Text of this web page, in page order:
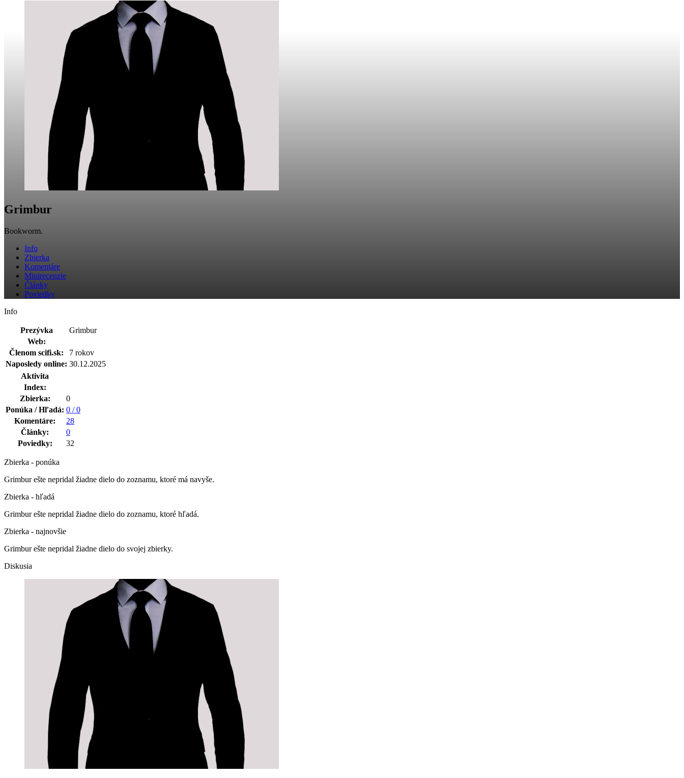
Grimbur
Bookworm.
Info
Zbierka
Komentáre
Minirecenzie
Články
Poviedky
Info
Prezývka
Grimbur
Web:
Členom scifi.sk:
7 rokov
Naposledy online: 30.12.2025
Aktivita
Index:
Zbierka:
0
Ponúka / Hľadá: 0 / 0
Komentáre:
28
Články:
0
Poviedky:
32
Zbierka - ponúka
Grimbur ešte nepridal žiadne dielo do zoznamu, ktoré má navyše.
Zbierka - hľadá
Grimbur ešte nepridal žiadne dielo do zoznamu, ktoré hľadá.
Zbierka - najnovšie
Grimbur ešte nepridal žiadne dielo do svojej zbierky.
Diskusia